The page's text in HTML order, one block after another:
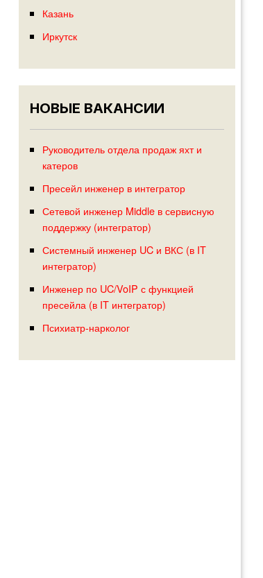
Казань
Иркутск
НОВЫЕ ВАКАНСИИ
Руководитель отдела продаж яхт и
катеров
Пресейл инженер в интегратор
Сетевой инженер Middle в сервисную
поддержку (интегратор)
Системный инженер UC и ВКС (в IT
интегратор)
Инженер по UC/VoIP с функцией
пресейла (в IT интегратор)
Психиатр-нарколог